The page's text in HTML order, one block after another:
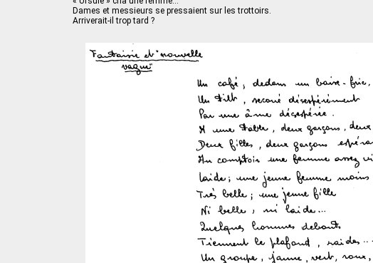
Dames et messieurs se pressaient sur les trottoirs.
Arriverait-il trop tard ?